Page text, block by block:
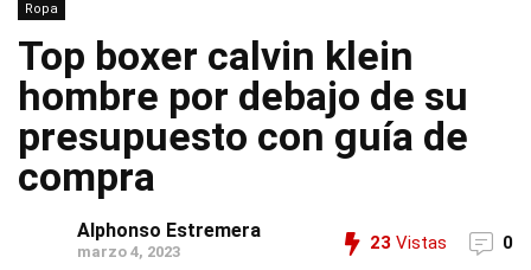
Ropa
Top boxer calvin klein
hombre por debajo de su
presupuesto con guía de
compra
Alphonso Estremera
marzo 4, 2023 23 Vistas 0